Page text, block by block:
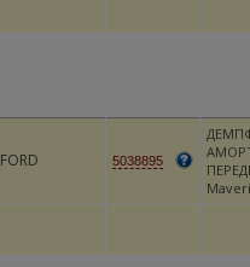
FORD 5038895